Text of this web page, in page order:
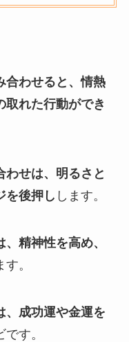
合わせると、情熱
取れた行動ができ
わせは、明るさと
を後押し します。
精神性を高め、
。
、成功運や金運を
す。